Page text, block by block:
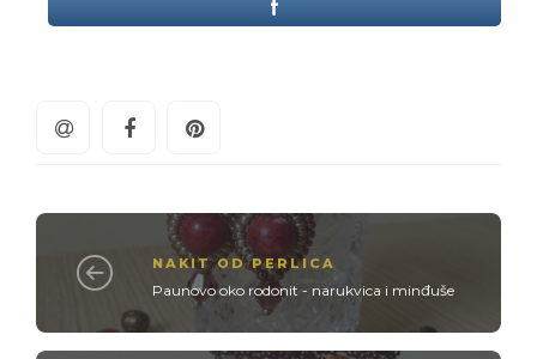
NAKIT OD PERLICA
Paunovo oko rodonit - narukvica i minđuše